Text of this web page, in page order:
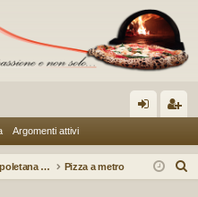
in riv
Argomenti attivi
Simil-napoletana (a cura di Erminio78) Pizza a metro